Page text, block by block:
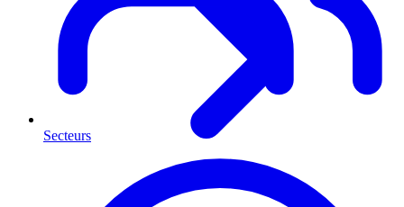
Secteurs